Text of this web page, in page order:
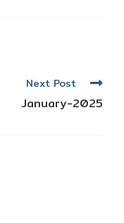
Next Post
January-2025